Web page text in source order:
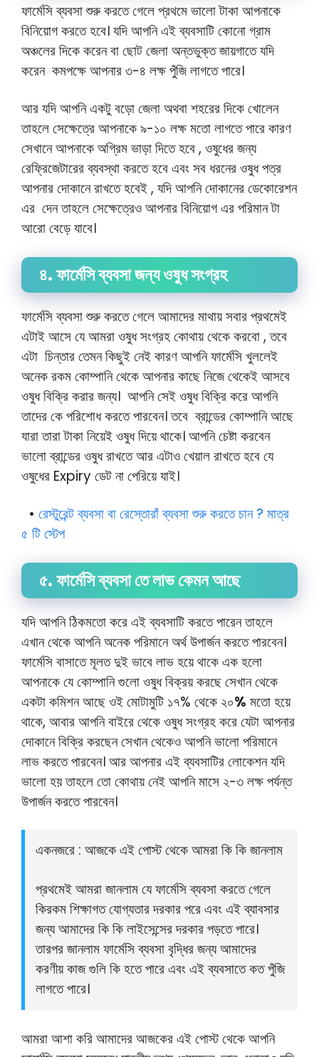
ফার্মেসি ব্যবসা শুরু করতে গেলে প্রথমে ভালো টাকা আপনাকে
বিনিয়োগ করতে হবে। যদি আপনি এই ব্যবসাটি কোনো গ্রাম
অঞ্চলের দিকে করেন বা ছোট জেলা অন্তভুক্ত জায়গাতে যদি
করেন কমপক্ষে আপনার ৩-৪ লক্ষ পুঁজি লাগতে পারে।
আর যদি আপনি একটু বড়ো জেলা অথবা শহরের দিকে খোলেন
তাহলে সেক্ষেত্রে আপনাকে ৯-১০ লক্ষ মতো লাগতে পারে কারণ
সেখানে আপনাকে অগ্রিম ভাড়া দিতে হবে , ওষুধের জন্য
রেফ্রিজেটারের ব্যবস্থা করতে হবে এবং সব ধরনের ওষুধ পত্র
আপনার দোকানে রাখতে হবেই , যদি আপনি দোকানের ডেকোরেশন
এর দেন তাহলে সেক্ষেত্রেও আপনার বিনিয়োগ এর পরিমান টা
আরো বেড়ে যাবে।
৪. ফার্মেসি ব্যবসা জন্য ওষুধ সংগ্রহ
ফার্মেসি ব্যবসা শুরু করতে গেলে আমাদের মাথায় সবার প্রথমেই
এটাই আসে যে আমরা ওষুধ সংগ্রহ কোথায় থেকে করবো , তবে
এটা চিন্তার তেমন কিছুই নেই কারণ আপনি ফার্মেসি খুললেই
অনেক রকম কোম্পানি থেকে আপনার কাছে নিজে থেকেই আসবে
ওষুধ বিক্রি করার জন্য। আপনি সেই ওষুধ বিক্রি করে আপনি
তাদের কে পরিশোধ করতে পারবেন। তবে ব্রান্ডের কোম্পানি আছে
যারা তারা টাকা নিয়েই ওষুধ দিয়ে থাকে। আপনি চেষ্টা করবেন
ভালো ব্রান্ডের ওষুধ রাখতে আর এটাও খেয়াল রাখতে হবে যে
ওষুধের Expiry ডেট না পেরিয়ে যাই।
• রেস্টুরেন্ট ব্যবসা বা রেস্তোরাঁ ব্যবসা শুরু করতে চান ? মাত্র
৫ টি স্টেপ
৫. ফার্মেসি ব্যবসা তে লাভ কেমন আছে
যদি আপনি ঠিকমতো করে এই ব্যবসাটি করতে পারেন তাহলে
এখান থেকে আপনি অনেক পরিমানে অর্থ উপার্জন করতে পারবেন।
ফার্মেসি বাসাতে মূলত দুই ভাবে লাভ হয়ে থাকে এক হলো
আপনাকে যে কোম্পানি গুলো ওষুধ বিক্রয় করছে সেখান থেকে
একটা কমিশন আছে ওই মোটামুটি ১৭% থেকে ২০% মতো হয়ে
থাকে, আবার আপনি বাইরে থেকে ওষুধ সংগ্রহ করে যেটা আপনার
দোকানে বিক্রি করছেন সেখান থেকেও আপনি ভালো পরিমানে
লাভ করতে পারবেন। আর আপনার এই ব্যবসাটির লোকেশন যদি
ভালো হয় তাহলে তো কোথায় নেই আপনি মাসে ২-৩ লক্ষ পর্যন্ত
উপার্জন করতে পারবেন।
একনজরে : আজকে এই পোস্ট থেকে আমরা কি কি জানলাম
প্রথমেই আমরা জানলাম যে ফার্মেসি ব্যবসা করতে গেলে
কিরকম শিক্ষাগত যোগ্যতার দরকার পরে এবং এই ব্যাবসার
জন্য আমাদের কি কি লাইসেন্সের দরকার পড়তে পারে।
তারপর জানলাম ফার্মেসি ব্যবসা বৃদ্ধির জন্য আমাদের
করণীয় কাজ গুলি কি হতে পারে এবং এই ব্যবসাতে কত পুঁজি
লাগতে পারে।
আমরা আশা করি আমাদের আজকের এই পোস্ট থেকে আপনি